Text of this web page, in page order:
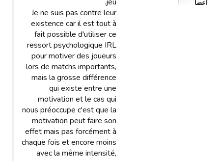
اعضا
Je ne suis pas contre leur
existence car il est tout à
fait possible d'utiliser ce
ressort psychologique IRL
pour motiver des joueurs
lors de matchs importants,
mais la grosse différence
qui existe entre une
motivation et le cas qui
nous préoccupe c'est que la
motivation peut faire son
effet mais pas forcément à
chaque fois et encore moins
avec la même intensité,